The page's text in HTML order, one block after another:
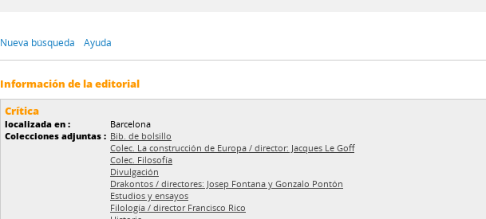
Nueva búsqueda Ayuda
Información de la editorial
Crítica
localizada en :
Barcelona
Colecciones adjuntas : Bib. de bolsillo
Colec. La construcción de Europa / director: Jacques Le Goff
Colec. Filosofía
Divulgación
Drakontos / directores: Josep Fontana y Gonzalo Pontón
Estudios y ensayos
Filología / director Francisco Rico